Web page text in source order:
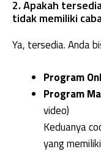
2. Apakah
tidak memiliki
Ya, tersedia. Anda
Program
Program
video)
Keduanya
yang